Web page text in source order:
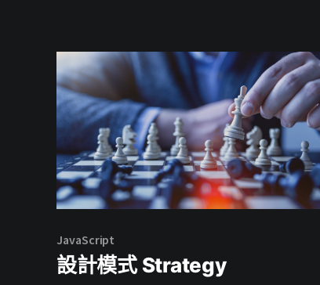
JavaScript
設計模式 Strategy